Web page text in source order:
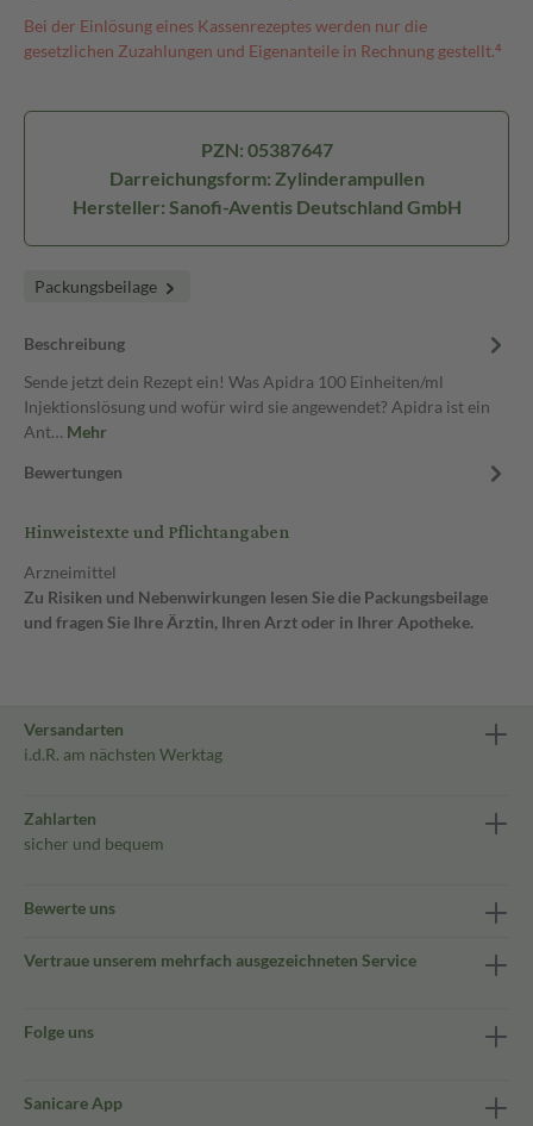
Bei der Einlösung eines Kassenrezeptes werden nur die
gesetzlichen Zuzahlungen und Eigenanteile in Rechnung gestellt.⁴
PZN: 05387647
Darreichungsform: Zylinderampullen
Hersteller: Sanofi-Aventis Deutschland GmbH
Packungsbeilage
Beschreibung
Sende jetzt dein Rezept ein! Was Apidra 100 Einheiten/ml
Injektionslösung und wofür wird sie angewendet? Apidra ist ein
Ant… Mehr
Bewertungen
Hinweistexte und Pflichtangaben
Arzneimittel
Zu Risiken und Nebenwirkungen lesen Sie die Packungsbeilage
und fragen Sie Ihre Ärztin, Ihren Arzt oder in Ihrer Apotheke.
Versandarten
i.d.R. am nächsten Werktag
Zahlarten
sicher und bequem
Bewerte uns
Vertraue unserem mehrfach ausgezeichneten Service
Folge uns
Sanicare App